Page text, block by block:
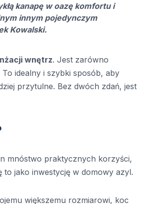
kanapę w oazę komfortu i
innym pojedynczym
Kowalski.
wnętrz. Jest zarówno
idealny i szybki sposób, aby
przytulne. Bez dwóch zdań, jest
mnóstwo praktycznych korzyści,
jako inwestycję w domowy azyl.
większemu rozmiarowi, koc